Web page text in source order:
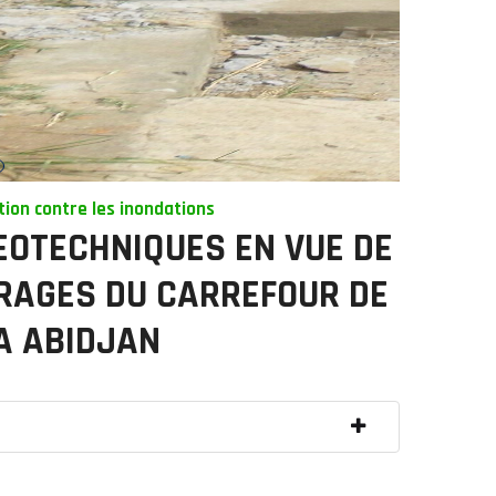
contre les inondations
EN VUE DE
DU CARREFOUR DE
ABIDJAN